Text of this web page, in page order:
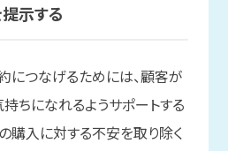
提示する
につなげるためには、顧客が
持ちになれるようサポートする
購入に対する不安を取り除く